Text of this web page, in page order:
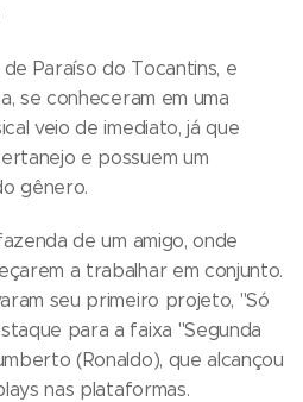
Paraíso do Tocantins, e
se conheceram em uma
veio de imediato, já que
e possuem um
gênero.
de um amigo, onde
a trabalhar em conjunto.
seu primeiro projeto, "Só
para a faixa "Segunda
(Ronaldo), que alcançou
nas plataformas.